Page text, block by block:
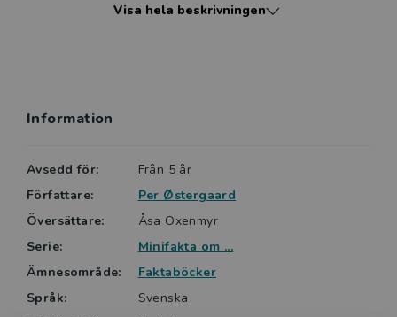
enkla språket och de intressanta ämnena väcker
form är speciellt framtaget för att locka till vidare
Visa hela beskrivningen
Information
Avsedd för:
Från 5 år
Författare:
Per Østergaard
Översättare:
Åsa Oxenmyr
Serie:
Minifakta om ...
Ämnesområde:
Faktaböcker
Språk:
Svenska